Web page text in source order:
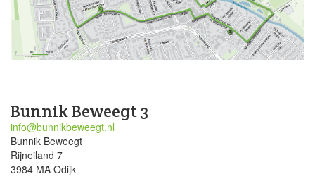
Bunnik Beweegt 3
info@bunnikbeweegt.nl
Bunnik Beweegt
Rijneiland 7
3984 MA Odijk